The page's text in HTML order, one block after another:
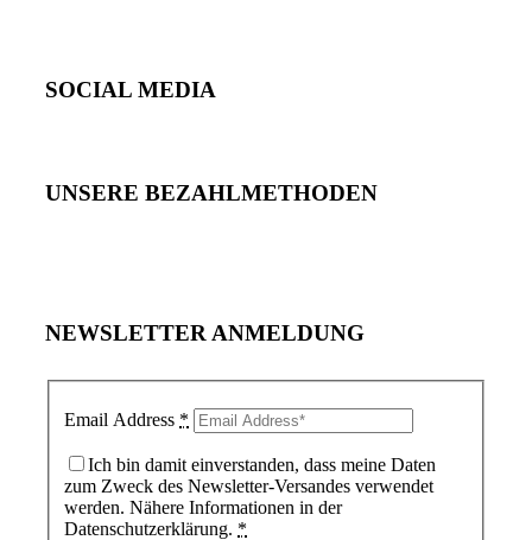
SOCIAL MEDIA
UNSERE BEZAHLMETHODEN
NEWSLETTER ANMELDUNG
Email Address *
Ich bin damit einverstanden, dass meine Daten
zum Zweck des Newsletter-Versandes verwendet
werden. Nähere Informationen in der
Datenschutzerklärung. *